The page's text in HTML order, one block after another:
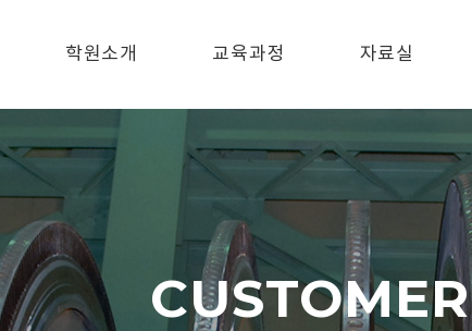
학원소개 교육과정 자료실
CUSTOMER